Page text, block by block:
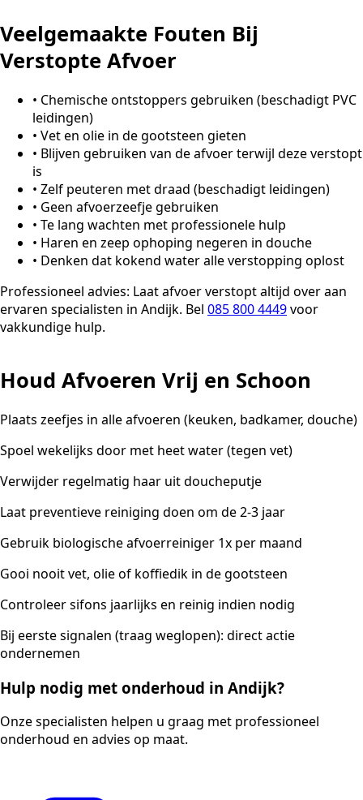
Veelgemaakte Fouten Bij
Verstopte Afvoer
• Chemische ontstoppers gebruiken (beschadigt PVC
leidingen)
• Vet en olie in de gootsteen gieten
• Blijven gebruiken van de afvoer terwijl deze verstopt
is
• Zelf peuteren met draad (beschadigt leidingen)
• Geen afvoerzeefje gebruiken
• Te lang wachten met professionele hulp
• Haren en zeep ophoping negeren in douche
• Denken dat kokend water alle verstopping oplost
Professioneel advies: Laat afvoer verstopt altijd over aan
ervaren specialisten in Andijk. Bel 085 800 4449voor
vakkundige hulp.
Houd Afvoeren Vrij en Schoon
Plaats zeefjes in alle afvoeren (keuken, badkamer, douche)
Spoel wekelijks door met heet water (tegen vet)
Verwijder regelmatig haar uit doucheputje
Laat preventieve reiniging doen om de 2-3 jaar
Gebruik biologische afvoerreiniger 1x per maand
Gooi nooit vet, olie of koffiedik in de gootsteen
Controleer sifons jaarlijks en reinig indien nodig
Bij eerste signalen (traag weglopen): direct actie
ondernemen
Hulp nodig met onderhoud in Andijk?
Onze specialisten helpen u graag met professioneel
onderhoud en advies op maat.